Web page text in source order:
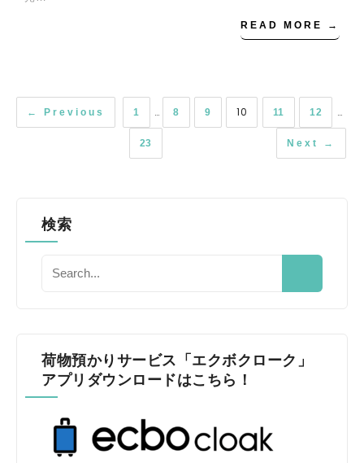
READ MORE →
← Previous 1 … 8 9 10 11 12 …
23 Next →
検索
荷物預かりサービス「エクボクローク」
アプリダウンロードはこちら！